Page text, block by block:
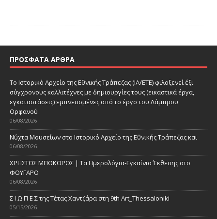
ΠΡΌΣΦΑΤΑ ΆΡΘΡΑ
Το Ιστορικό Αρχείο της Εθνικής Τράπεζας (ΙΑ/ΕΤΕ) φιλοξενεί έξι
σύγχρονους καλλιτέχνες με δημιουργίες τους (εικαστικά έργα,
εγκαταστάσεις) εμπνευσμένες από το έργο του Λάμπρου
Ορφανού
06/08/2026
Νύχτα Μουσείων στο Ιστορικό Αρχείο της Εθνικής Τράπεζας και
06/08/2026
ΧΡΗΣΤΟΣ ΜΠΟΚΟΡΟΣ | Τα Ημερολόγια-Εγκαίνια Έκθεσης στο
ΦΟΥΓΑΡΟ
06/08/2026
Σ Ι Ω Π Ε Σ της Τέτας Χαντζάρα στη 9th Art_Thessaloniki
05/15/2026